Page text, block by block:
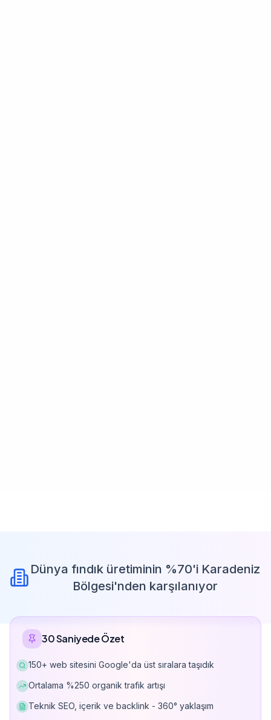
Dünya fındık üretiminin %70'i Karadeniz
Bölgesi'nden karşılanıyor
30 Saniyede Özet
150+ web sitesini Google'da üst sıralara taşıdık
Ortalama %250 organik trafik artışı
Teknik SEO, içerik ve backlink - 360° yaklaşım